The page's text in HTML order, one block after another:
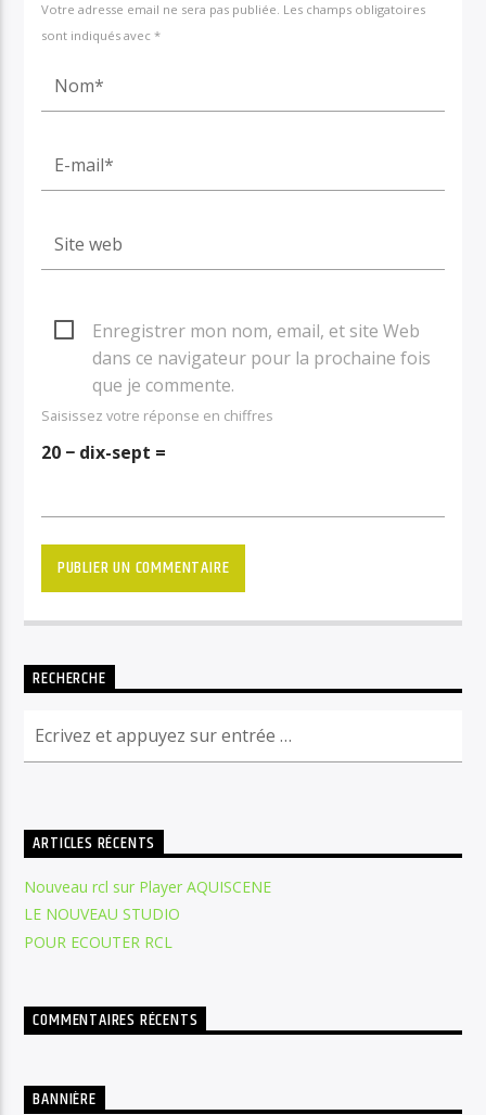
Votre adresse email ne sera pas publiée. Les champs obligatoires
sont indiqués avec *
Enregistrer mon nom, email, et site Web
dans ce navigateur pour la prochaine fois
que je commente.
Saisissez votre réponse en chiffres
20 − dix-sept =
RECHERCHE
ARTICLES RÉCENTS
Nouveau rcl sur Player AQUISCENE
LE NOUVEAU STUDIO
POUR ECOUTER RCL
COMMENTAIRES RÉCENTS
BANNIÈRE